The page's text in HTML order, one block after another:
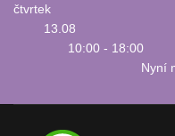
čtvrtek
13.08
10:00 - 18:00
Nyní